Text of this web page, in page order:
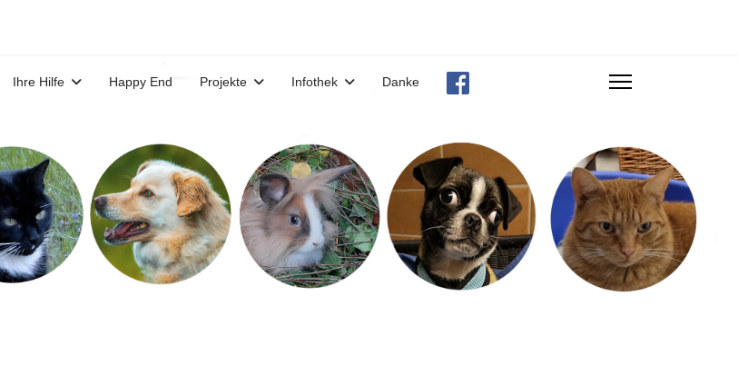
Ihre Hilfe Happy End Projekte Infothek Danke